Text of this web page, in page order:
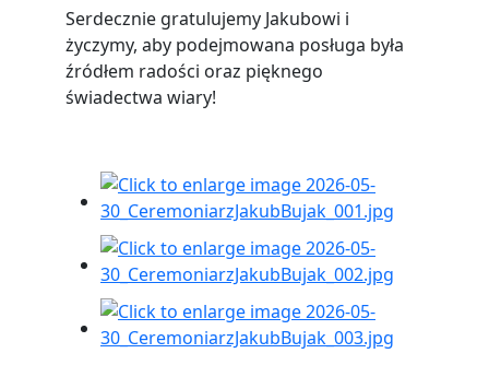
Serdecznie gratulujemy Jakubowi i
życzymy, aby podejmowana posługa była
źródłem radości oraz pięknego
świadectwa wiary!